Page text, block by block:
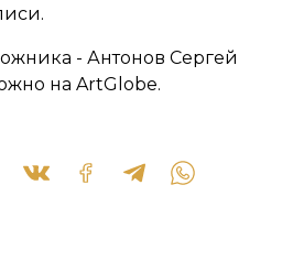
- Антонов Сергей
на ArtGlobe.